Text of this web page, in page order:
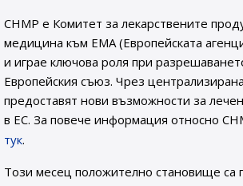
CHMP е Комитет за лекарствените
медицина към EMA (Европейската
и играе ключова роля при
Европейския съюз. Чрез
предоставят нови възможности за
в ЕС. За повече информация относно
тук.
Този месец положително становище са